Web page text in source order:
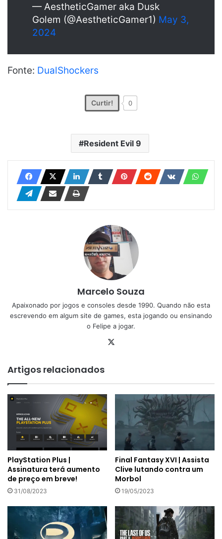
— AestheticGamer aka Dusk
Golem (@AestheticGamer1) May 3,
2024
Fonte: DualShockers
Curtir! 0
Resident Evil 9
Marcelo Souza
Apaixonado por jogos e consoles desde 1990. Quando não esta
escrevendo em algum site de games, esta jogando ou ensinando
o Felipe a jogar.
Artigos relacionados
PlayStation Plus |
Assinatura terá aumento
de preço em breve!
31/08/2023
Final Fantasy XVI | Assista
Clive lutando contra um
Morbol
19/05/2023